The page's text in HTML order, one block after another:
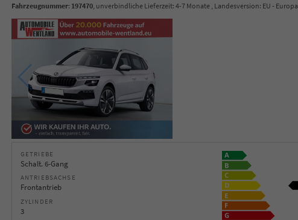
Fahrzeugnummer: 197470, unverbindliche Lieferzeit: 4-7 Monate , Landesversion: EU - Europa,
GETRIEBE
Schalt. 6-Gang
ANTRIEBSACHSE
Frontantrieb
ZYLINDER
3